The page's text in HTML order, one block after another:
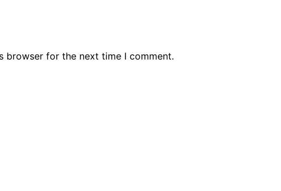
browser for the next time I comment.